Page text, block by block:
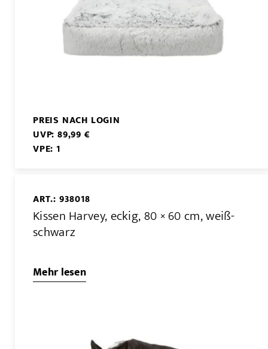
PREIS NACH LOGIN
UVP: 89,99 €
VPE: 1
ART.: 938018
Kissen Harvey, eckig, 80 × 60 cm, weiß-
schwarz
Mehr lesen